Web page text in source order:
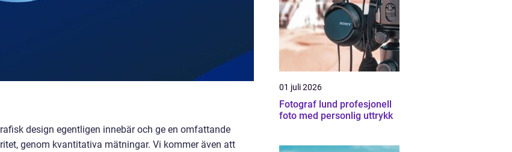
design egentligen innebär och ge en omfattande
genom kvantitativa mätningar. Vi kommer även att
01 juli 2026
Fotograf lund profesjonell
foto med personlig uttrykk